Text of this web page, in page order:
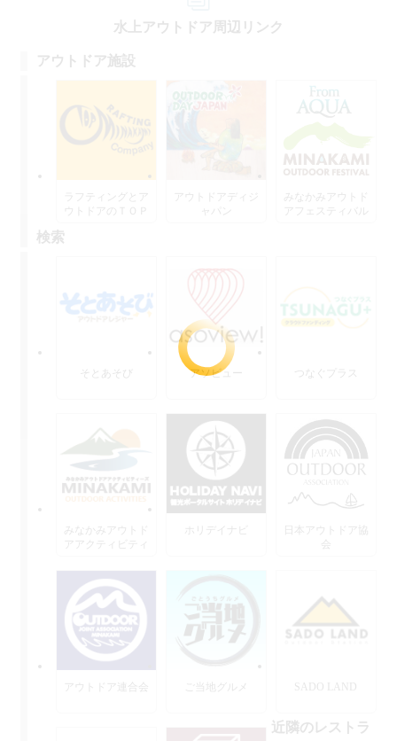
水上アウトドア周辺リンク
アウトドア施設
ラフティングとア
ウトドアのＴＯＰ
アウトドアディジ
みなかみアウトド
アフェスティバル
検索
そとあそび アソビュー つなぐプラス
みなかみアウトド
アアクティビティ
ホリデイナビ
日本アウトドア協
会
アウトドア連合会 ご当地グルメ SADO LAND
近隣のレストラ